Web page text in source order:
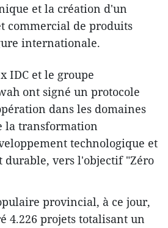
et la création d'un
commercial de produits
internationale.
IDC et le groupe
ont signé un protocole
dans les domaines
la transformation
technologique et
durable, vers l'objectif "Zéro
provincial, à ce jour,
4.226 projets totalisant un